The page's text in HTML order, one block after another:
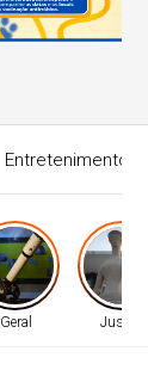
Entretenimento
Geral Justiça